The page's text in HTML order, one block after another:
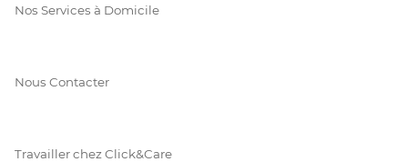
Nos Services à Domicile
Nous Contacter
Travailler chez Click&Care